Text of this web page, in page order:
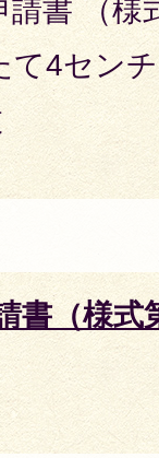
請書 （様
て4セン
書（様